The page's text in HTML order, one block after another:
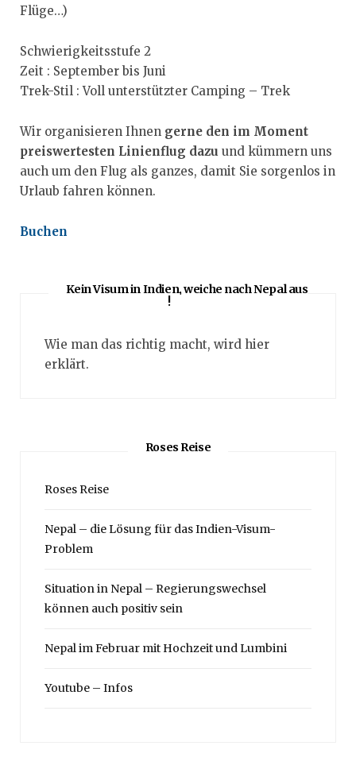
Flüge…)
Schwierigkeitsstufe 2
Zeit : September bis Juni
Trek-Stil : Voll unterstützter Camping – Trek
Wir organisieren Ihnen gerne den im Moment
preiswertesten Linienflug dazu und kümmern uns
auch um den Flug als ganzes, damit Sie sorgenlos in
Urlaub fahren können.
Buchen
Kein Visum in Indien, weiche nach Nepal aus
!
Wie man das richtig macht, wird hier
erklärt.
Roses Reise
Roses Reise
Nepal – die Lösung für das Indien-Visum-
Problem
Situation in Nepal – Regierungswechsel
können auch positiv sein
Nepal im Februar mit Hochzeit und Lumbini
Youtube – Infos